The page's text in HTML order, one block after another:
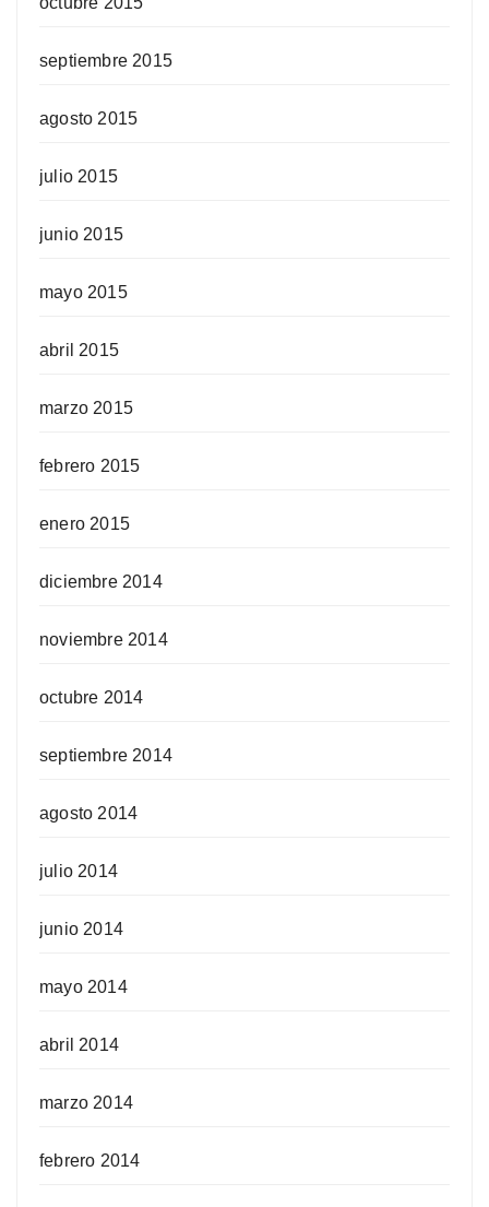
septiembre 2015
agosto 2015
julio 2015
junio 2015
mayo 2015
abril 2015
marzo 2015
febrero 2015
enero 2015
diciembre 2014
noviembre 2014
octubre 2014
septiembre 2014
agosto 2014
julio 2014
junio 2014
mayo 2014
abril 2014
marzo 2014
febrero 2014